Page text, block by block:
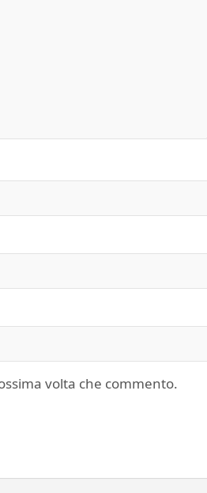
volta che commento.